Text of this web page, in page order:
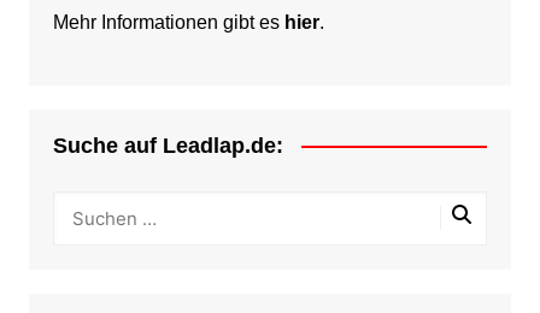
Mehr Informationen gibt es hier.
Suche auf Leadlap.de: